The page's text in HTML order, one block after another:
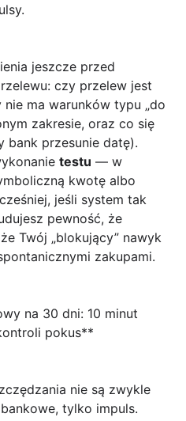
jeszcze przed
czy przelew jest
ma warunków typu „do
zakresie, oraz co się
bank przesunie datę).
testu — w
kwotę albo
jeśli system tak
pewność, że
Twój „blokujący” nawyk
zakupami.
na 30 dni: 10 minut
pokus**
nie są zwykle
tylko impuls.